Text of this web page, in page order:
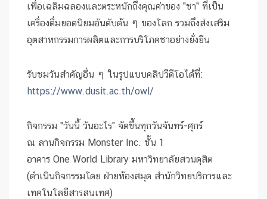
เพื่อเฉลิมฉลองและตระหนักถึงคุณค่าของ "ชา" ที่เป็น
เครื่องดื่มยอดนิยมอันดับต้น ๆ ของโลก รวมถึงส่งเสริม
อุตสาหกรรมการผลิตและการบริโภคชาอย่างยั่งยืน
รับชมวันสำคัญอื่น ๆ ในรูปแบบคลิปวีดีโอได้ที่:
https://www.dusit.ac.th/owl/
กิจกรรม "วันนี้ วันอะไร" จัดขึ้นทุกวันจันทร์-ศุกร์
ณ ลานกิจกรรม Monster Inc. ชั้น 1
อาคาร One World Library มหาวิทยาลัยสวนดุสิต
(ดำเนินกิจกรรมโดย ฝ่ายห้องสมุด สำนักวิทยบริการและ
เทคโนโลยีสารสนเทศ)